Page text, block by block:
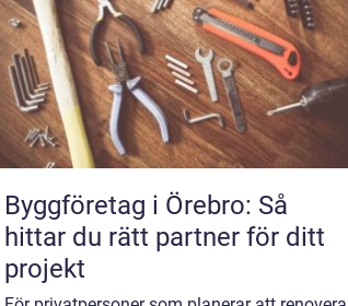
Byggföretag i Örebro: Så
hittar du rätt partner för ditt
projekt